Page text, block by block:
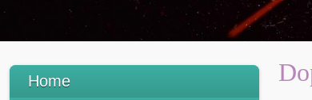
Home